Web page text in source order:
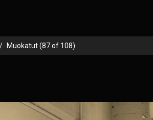
Muokatut (87 of 108)